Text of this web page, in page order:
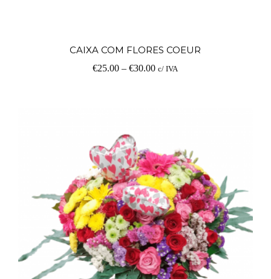
CAIXA COM FLORES COEUR
€25.00 –€30.00 c/ IVA